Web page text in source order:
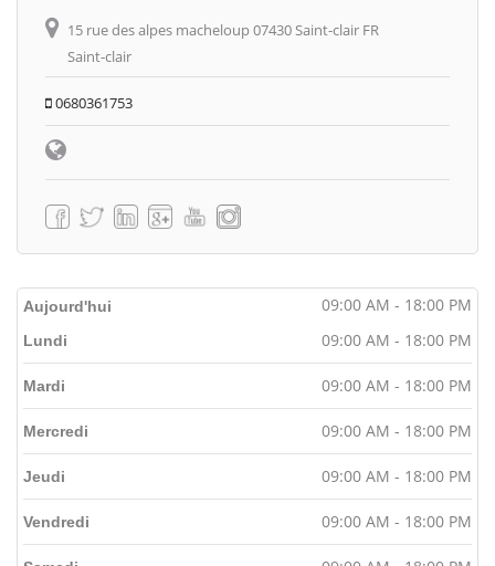
15 rue des alpes macheloup 07430 Saint-clair FR
Saint-clair
0680361753
Aujourd'hui 09:00 AM - 18:00 PM
Lundi 09:00 AM - 18:00 PM
Mardi 09:00 AM - 18:00 PM
Mercredi 09:00 AM - 18:00 PM
Jeudi 09:00 AM - 18:00 PM
Vendredi 09:00 AM - 18:00 PM